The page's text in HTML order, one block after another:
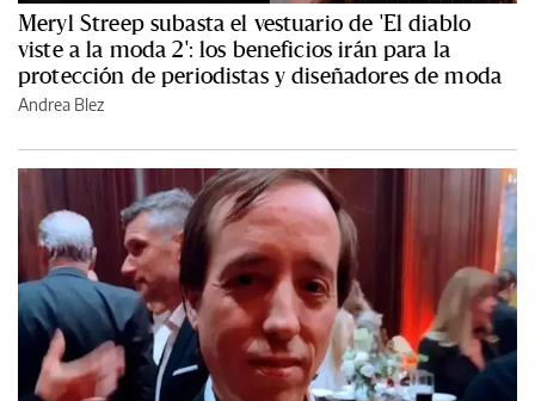
Meryl Streep subasta el vestuario de 'El diablo
viste a la moda 2': los beneficios irán para la
protección de periodistas y diseñadores de moda
Andrea Blez